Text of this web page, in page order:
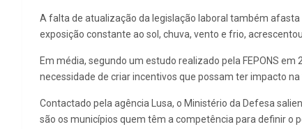
A falta de atualização da legislação laboral também
exposição constante ao sol, chuva, vento e frio,
Em média, segundo um estudo realizado pela FEPONS
necessidade de criar incentivos que possam ter impacto
Contactado pela agência Lusa, o Ministério da Defesa
são os municípios quem têm a competência para definir o